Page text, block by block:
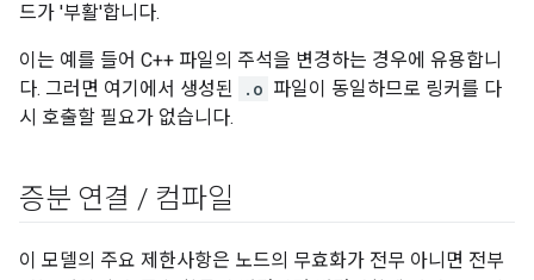
드가 '부활'합니다.
이는 예를 들어 C++ 파일의 주석을 변경하는 경우에 유용합니
다. 그러면 여기에서 생성된
.o 파일이 동일하므로 링커를 다
시 호출할 필요가 없습니다.
증분 연결 / 컴파일
이 모델의 주요 제한사항은 노드의 무효화가 전무 아니면 전부